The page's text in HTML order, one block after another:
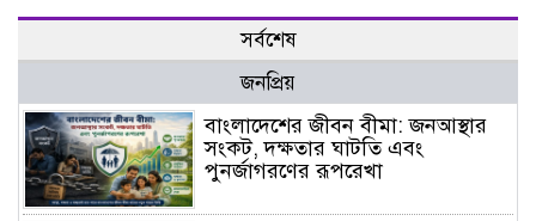
সর্বশেষ
জনপ্রিয়
বাংলাদেশের জীবন বীমা: জনআস্থার
সংকট, দক্ষতার ঘাটতি এবং
পুনর্জাগরণের রূপরেখা